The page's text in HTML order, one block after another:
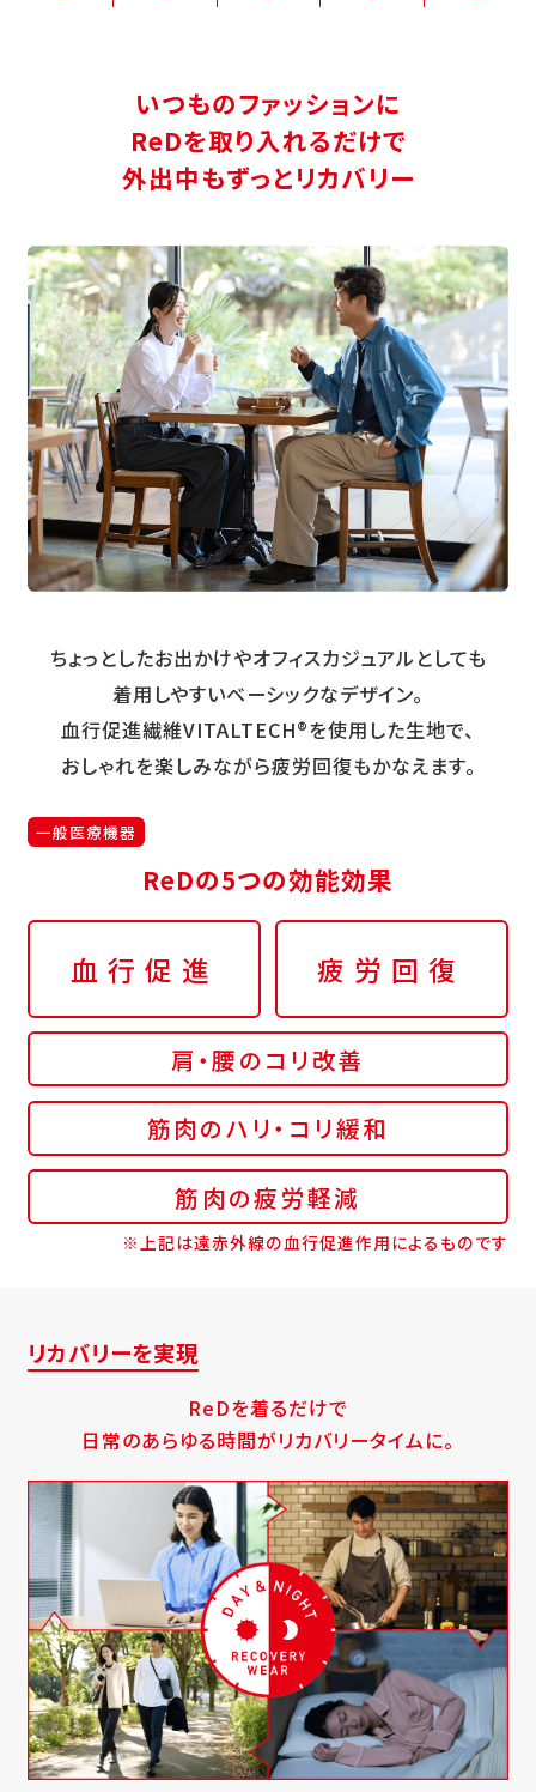
いつものファッションに
ReDを取り入れるだけで
外出中もずっとリカバリー
ちょっとしたお出かけやオフィスカジュアルとしても
着用しやすいベーシックなデザイン。
血行促進繊維VITALTECH®を使用した生地で、
おしゃれを楽しみながら疲労回復もかなえます。
一般医療機器
ReDの5つの効能効果
血行促進 疲労回復
肩・腰のコリ改善
筋肉のハリ・コリ緩和
筋肉の疲労軽減
※上記は遠赤外線の血行促進作用によるものです
リカバリーを実現
ReDを着るだけで
日常のあらゆる時間がリカバリータイムに。